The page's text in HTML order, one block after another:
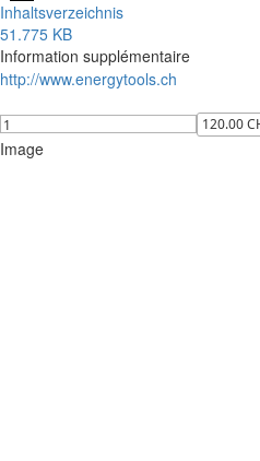
Inhaltsverzeichnis
51.775 KB
Information supplémentaire
http://www.energytools.ch
Image